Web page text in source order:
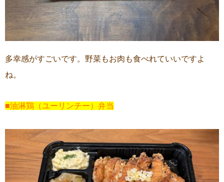
多幸感がすごいです。野菜もお肉も食べれていいですよ
ね。
■油淋鶏（ユーリンチー）弁当